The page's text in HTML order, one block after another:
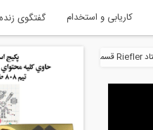
کاریابی و استخدام گفتگوی زنده